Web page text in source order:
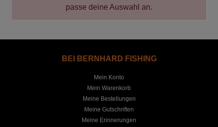
passe deine Auswahl an.
BEI BERNHARD FISHING
Mein Konto
Mein Warenkorb
Meine Bestellungen
Meine Gutschriften
Meine Erinnerungen